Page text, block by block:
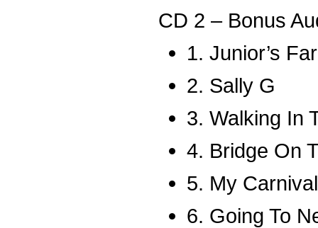
CD 2 – Bonus
1. Junior’s
2. Sally G
3. Walking In
4. Bridge On
5. My Carnival
6. Going To